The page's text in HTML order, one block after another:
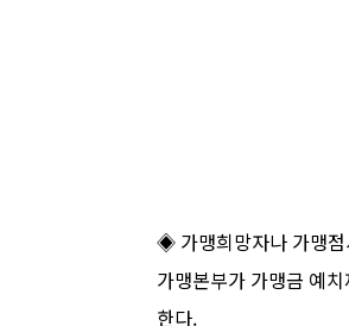
◈ 가맹희망자나 가맹점
가맹본부가 가맹금 예
한다.